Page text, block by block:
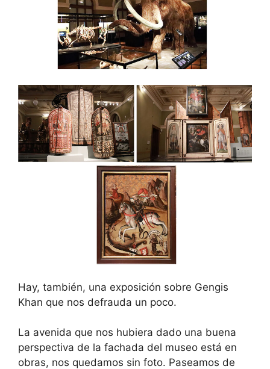
Hay, también, una exposición sobre Gengis
Khan que nos defrauda un poco.
La avenida que nos hubiera dado una buena
perspectiva de la fachada del museo está en
obras, nos quedamos sin foto. Paseamos de